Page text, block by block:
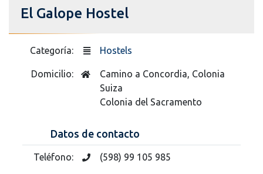
El Galope Hostel
Categoría: Hostels
Domicilio:
Camino a Concordia, Colonia
Suiza
Colonia del Sacramento
Datos de contacto
Teléfono: (598) 99 105 985